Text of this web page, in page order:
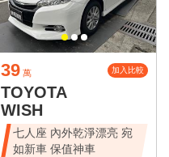
39 萬 加入比較
TOYOTA
WISH
七人座 內外乾淨漂亮 宛
如新車 保值神車